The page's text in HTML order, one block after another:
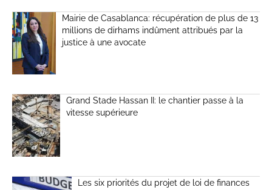
Mairie de Casablanca: récupération de plus de 13
millions de dirhams indûment attribués par la
justice à une avocate
Grand Stade Hassan II: le chantier passe à la
vitesse supérieure
Les six priorités du projet de loi de finances